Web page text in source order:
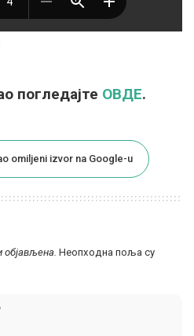
погледајте ОВДЕ.
omiljeni izvor na Google-u
објављена. Неопходна поља су